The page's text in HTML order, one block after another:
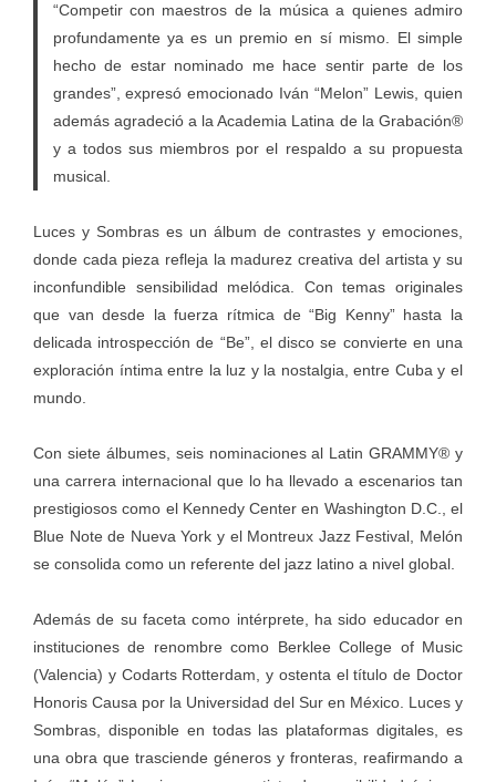
“Competir con maestros de la música a quienes admiro
profundamente ya es un premio en sí mismo. El simple
hecho de estar nominado me hace sentir parte de los
grandes”, expresó emocionado Iván “Melon” Lewis, quien
además agradeció a la Academia Latina de la Grabación®
y a todos sus miembros por el respaldo a su propuesta
musical.
Luces y Sombras es un álbum de contrastes y emociones,
donde cada pieza refleja la madurez creativa del artista y su
inconfundible sensibilidad melódica. Con temas originales
que van desde la fuerza rítmica de “Big Kenny” hasta la
delicada introspección de “Be”, el disco se convierte en una
exploración íntima entre la luz y la nostalgia, entre Cuba y el
mundo.
Con siete álbumes, seis nominaciones al Latin GRAMMY® y
una carrera internacional que lo ha llevado a escenarios tan
prestigiosos como el Kennedy Center en Washington D.C., el
Blue Note de Nueva York y el Montreux Jazz Festival, Melón
se consolida como un referente del jazz latino a nivel global.
Además de su faceta como intérprete, ha sido educador en
instituciones de renombre como Berklee College of Music
(Valencia) y Codarts Rotterdam, y ostenta el título de Doctor
Honoris Causa por la Universidad del Sur en México. Luces y
Sombras, disponible en todas las plataformas digitales, es
una obra que trasciende géneros y fronteras, reafirmando a